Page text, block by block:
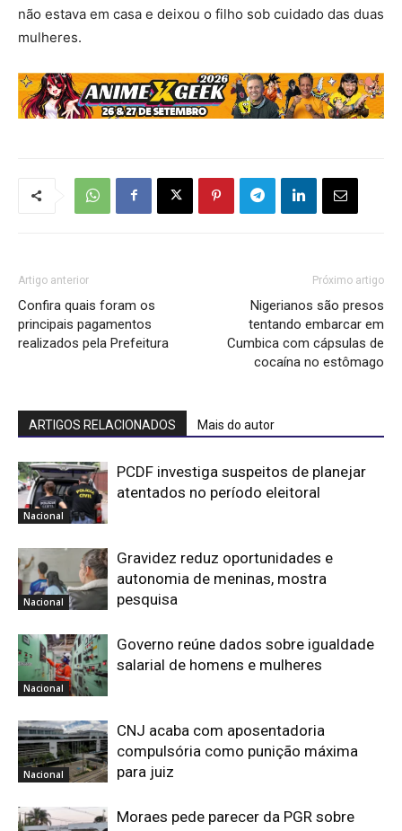
não estava em casa e deixou o filho sob cuidado das duas
mulheres.
Artigo anterior
Confira quais foram os
principais pagamentos
realizados pela Prefeitura
Próximo artigo
Nigerianos são presos
tentando embarcar em
Cumbica com cápsulas de
cocaína no estômago
ARTIGOS RELACIONADOS Mais do autor
Nacional
PCDF investiga suspeitos de planejar
atentados no período eleitoral
Nacional
Gravidez reduz oportunidades e
autonomia de meninas, mostra
pesquisa
Nacional
Governo reúne dados sobre igualdade
salarial de homens e mulheres
Nacional
CNJ acaba com aposentadoria
compulsória como punição máxima
para juiz
Moraes pede parecer da PGR sobre